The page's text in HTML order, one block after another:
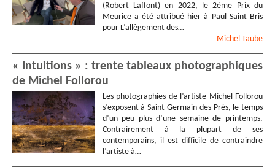
(Robert Laffont) en 2022, le 2ème Prix du
Meurice a été attribué hier à Paul Saint Bris
pour L’allègement des…
Michel Taube
« Intuitions » : trente tableaux photographiques
de Michel Follorou
Les photographies de l’artiste Michel Follorou
s’exposent à Saint-Germain-des-Prés, le temps
d’un peu plus d’une semaine de printemps.
Contrairement à la plupart de ses
contemporains, il est difficile de contraindre
l’artiste à…